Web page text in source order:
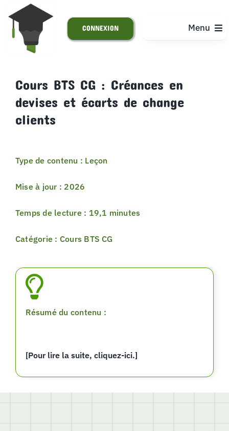
Passer
contenu
Menu
S’INSCRIRE
SUPPORT
CONNEXION
Cours BTS CG : Créances en
devises et écarts de change
clients
Type de contenu : Leçon
Mise à jour : 2026
Temps de lecture : 19,1 minutes
Catégorie : Cours BTS CG
Résumé du contenu :
[Pour lire la suite, cliquez-ici.]